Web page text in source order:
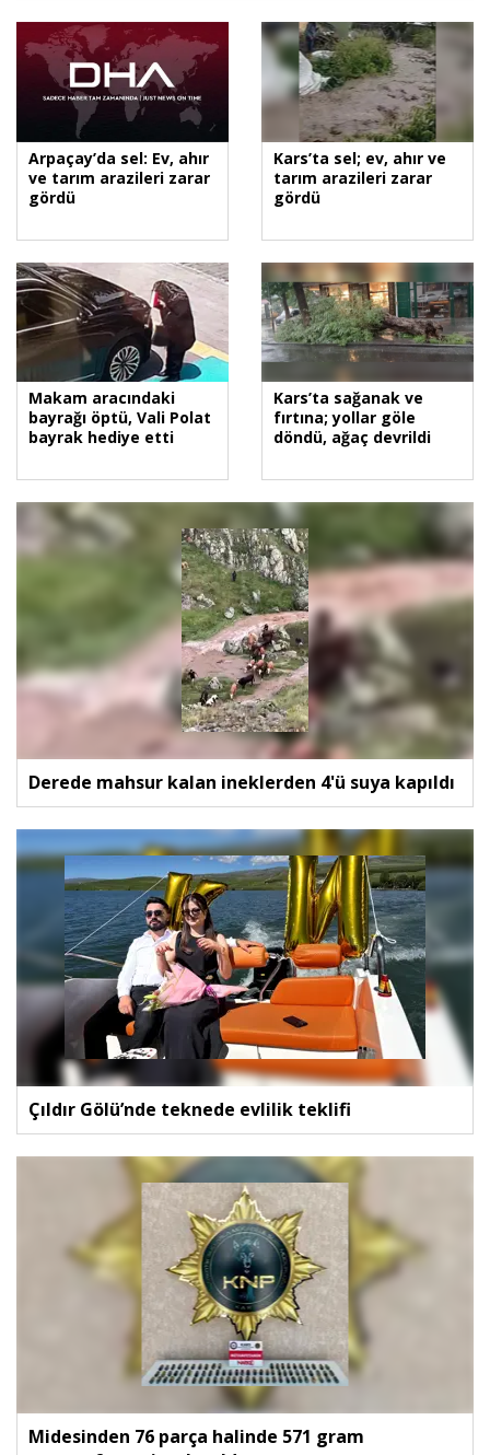
Arpaçay’da sel: Ev, ahır
ve tarım arazileri zarar
gördü
Kars’ta sel; ev, ahır ve
tarım arazileri zarar
gördü
Makam aracındaki
bayrağı öptü, Vali Polat
bayrak hediye etti
Kars’ta sağanak ve
fırtına; yollar göle
döndü, ağaç devrildi
Derede mahsur kalan ineklerden 4'ü suya kapıldı
Çıldır Gölü’nde teknede evlilik teklifi
Midesinden 76 parça halinde 571 gram